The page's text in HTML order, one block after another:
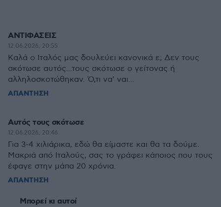
ΑΝΤΙΦΑΣΕΙΣ
12.06.2026, 20:55
Καλά ο Ιταλός μας δουλεύει κανονικά ε; Δεν τους
σκότωσε αυτός...τους σκότωσε ο γείτονας ή
αλληλοσκοτώθηκαν. Ό,τι να' ναι...
ΑΠΑΝΤΗΣΗ
Αυτός τους σκότωσε
12.06.2026, 20:46
Για 3-4 χιλιάρικα, εδώ θα είμαστε και θα τα δούμε.
Μακριά από Ιταλούς, σας το γράφει κάποιος που τους
έφαγε στην μάπα 20 χρόνια.
ΑΠΑΝΤΗΣΗ
Μπορεί κι αυτοί